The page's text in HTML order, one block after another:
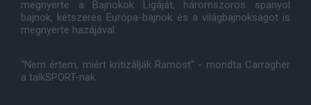
megnyerte a Bajnokok Ligáját, háromszoros spanyol
bajnok, kétszeres Európa-bajnok és a világbajnokságot is
megnyerte hazájával.
"Nem értem, miért kritizálják Ramost" - mondta Carragher
a talkSPORT-nak.